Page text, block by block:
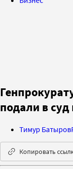
подали в суд
Тимур Батыров
Копировать